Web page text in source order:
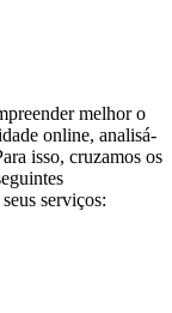
melhor o
online, analisá-
isso, cruzamos os
serviços: